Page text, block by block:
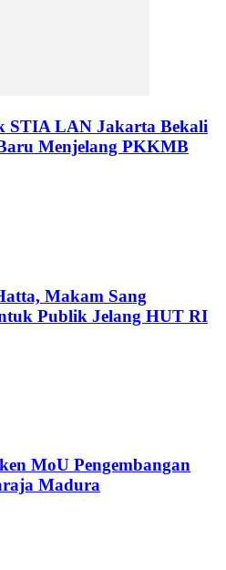
STIA LAN Jakarta Bekali
Menjelang PKKMB
Makam Sang
Publik Jelang HUT RI
MoU Pengembangan
Madura